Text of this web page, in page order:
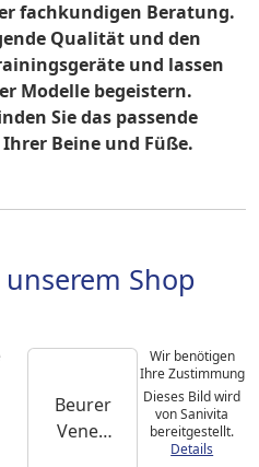
fachkundigen Beratung.
Qualität und den
und lassen
Modelle begeistern.
Sie das passende
Beine und Füße.
Shop
Beurer
Venen
Wir benötigen
Ihre Zustimmung
Dieses Bild wird
von Sanivita
bereitgestellt.
Details